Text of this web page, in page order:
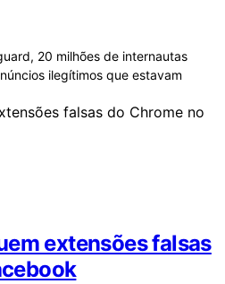
20 milhões de internautas
ilegítimos que estavam
extensões falsas